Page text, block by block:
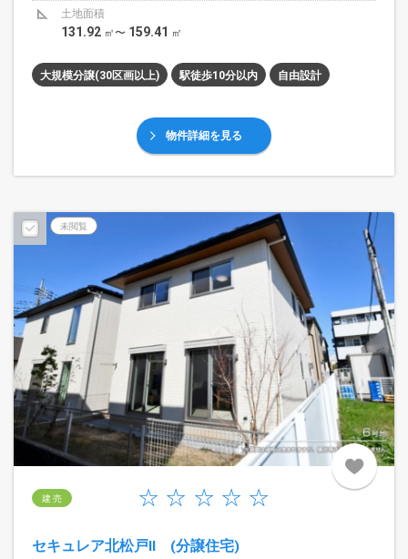
土地面積
131.92 ㎡〜 159.41 ㎡
大規模分譲(30区画以上) 駅徒歩10分以内 自由設計
物件詳細を見る
未閲覧
建 売
セキュレア北松戸II (分譲住宅)